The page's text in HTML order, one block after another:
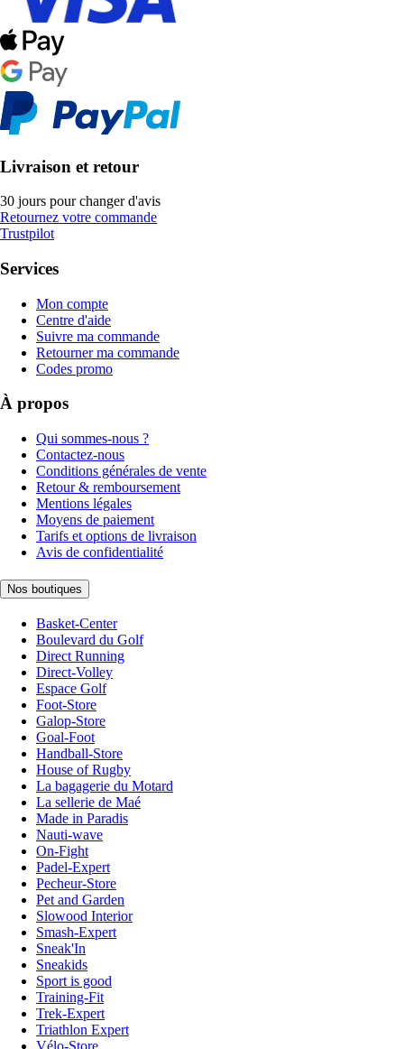
Livraison et retour
30 jours pour changer d'avis
Retournez votre commande
Trustpilot
Services
Mon compte
Centre d'aide
Suivre ma commande
Retourner ma commande
Codes promo
À propos
Qui sommes-nous ?
Contactez-nous
Conditions générales de vente
Retour & remboursement
Mentions légales
Moyens de paiement
Tarifs et options de livraison
Avis de confidentialité
Nos boutiques
Basket-Center
Boulevard du Golf
Direct Running
Direct-Volley
Espace Golf
Foot-Store
Galop-Store
Goal-Foot
Handball-Store
House of Rugby
La bagagerie du Motard
La sellerie de Maé
Made in Paradis
Nauti-wave
On-Fight
Padel-Expert
Pecheur-Store
Pet and Garden
Slowood Interior
Smash-Expert
Sneak'In
Sneakids
Sport is good
Training-Fit
Trek-Expert
Triathlon Expert
Vélo-Store